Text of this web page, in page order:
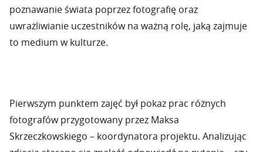
poznawanie świata poprzez fotografię oraz
uwrażliwianie uczestników na ważną rolę, jaką zajmuje
to medium w kulturze.
Pierwszym punktem zajęć był pokaz prac różnych
fotografów przygotowany przez Maksa
Skrzeczkowskiego – koordynatora projektu. Analizując